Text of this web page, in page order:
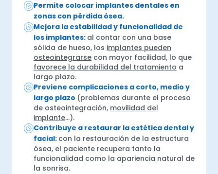
Permite colocar implantes dentales en
zonas con pérdida ósea.
Mejora la estabilidad y funcionalidad de
los implantes: al contar con una base
sólida de hueso, los implantes pueden
osteointegrarse con mayor facilidad, lo que
favorece la durabilidad del tratamiento a
largo plazo.
Previene complicaciones a corto, medio y
largo plazo (problemas durante el proceso
de osteointegración, movilidad del
implante…).
Contribuye a restaurar la estética dental y
facial: con la restauración de la estructura
ósea, el paciente recupera tanto la
funcionalidad como la apariencia natural de
la sonrisa.